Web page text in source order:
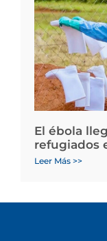
El ébola
refugiados
Leer Más >>